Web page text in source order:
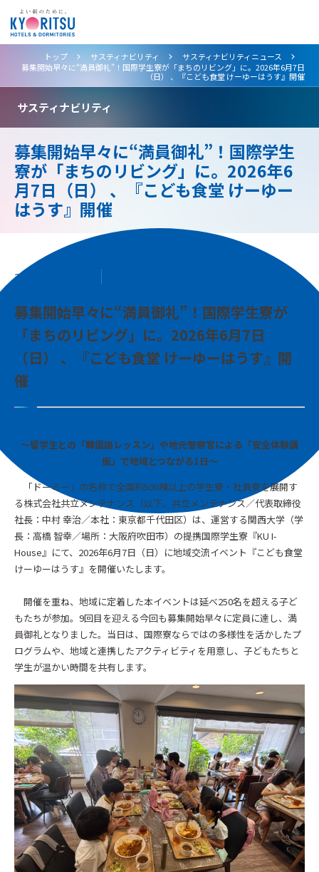
トップ >
サスティナビリティ >
サスティナビリティニュース
募集開始早々に“満員御礼”！国際学生寮が「まちのリビング」に。2026年6月7日
（日） 、『こども食堂 けーゆーはうす』開催
サスティナビリティ
募集開始早々に“満員御礼”！国際学生
寮が「まちのリビング」に。2026年6
月7日（日） 、『こども食堂 けーゆー
はうす』開催
2026年06月02日
募集開始早々に“満員御礼”！国際学生寮が
「まちのリビング」に。2026年6月7日
（日） 、『こども食堂 けーゆーはうす』開
催
～留学生との「韓国語レッスン」や地元警察官による「安全体験講
座」で地域とつながる1日〜
「ドーミー」の名称で全国約500棟以上の学生寮・社員寮を展開す
る株式会社共立メンテナンス（以下、共立メンテナンス／代表取締役
社長：中村 幸治／本社：東京都千代田区）は、運営する関西大学（学
長：高橋 智幸／場所：大阪府吹田市）の提携国際学生寮『KU I-
House』にて、2026年6月7日（日）に地域交流イベント『こども食堂
けーゆーはうす』を開催いたします。
開催を重ね、地域に定着した本イベントは延べ250名を超える子ど
もたちが参加。9回目を迎える今回も募集開始早々に定員に達し、満
員御礼となりました。当日は、国際寮ならではの多様性を活かしたプ
ログラムや、地域と連携したアクティビティを用意し、子どもたちと
学生が温かい時間を共有します。